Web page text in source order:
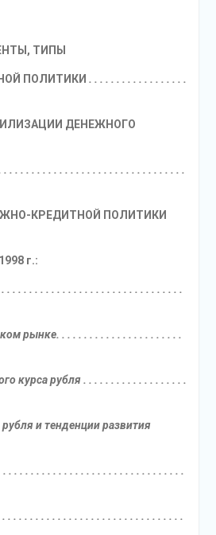
ТИПЫ
ПОЛИТИКИ . . . . . . . . . . . . . . . . . .
ДЕНЕЖНОГО
. . . . . . . . . . . . . . . . . . . . . . . . . . . . . . . . .
КРЕДИТНОЙ ПОЛИТИКИ
г.:
. . . . . . . . . . . . . . . . . . . . . . . . . . . . . .
рынке. . . . . . . . . . . . . . . . . . . . . . .
курса рубля . . . . . . . . . . . . . . . . . . .
и тенденции развития
. . . . . . . . . . . . . . . . . . . . . . . . . . . . . . .
. . . . . . . . . . . . . . . . . . . . . . . . . . . . . . . .